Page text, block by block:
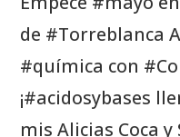
de #Torreblanca
#química con
¡#acidosybases
mis Alicias Coca